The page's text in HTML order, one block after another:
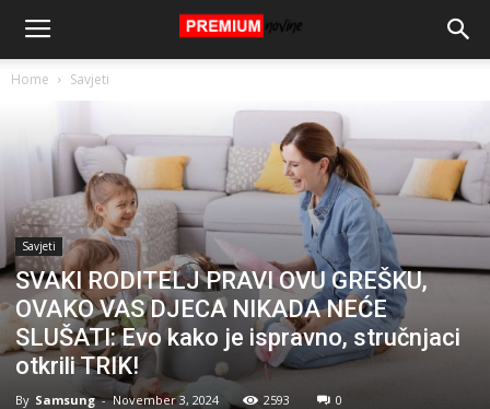
Home Savjeti
Savjeti
SVAKI RODITELJ PRAVI OVU GREŠKU,
OVAKO VAS DJECA NIKADA NEĆE
SLUŠATI: Evo kako je ispravno, stručnjaci
otkrili TRIK!
By Samsung - November 3, 2024 2593 0